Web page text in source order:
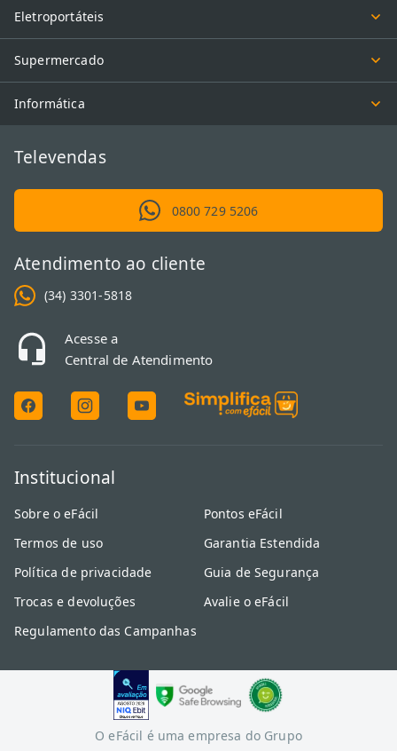
Eletroportáteis
Supermercado
Informática
Televendas
0800 729 5206
Atendimento ao cliente
(34) 3301-5818
Acesse a
Central de Atendimento
Institucional
Sobre o eFácil
Termos de uso
Política de privacidade
Trocas e devoluções
Regulamento das Campanhas
Pontos eFácil
Garantia Estendida
Guia de Segurança
Avalie o eFácil
O eFácil é uma empresa do Grupo